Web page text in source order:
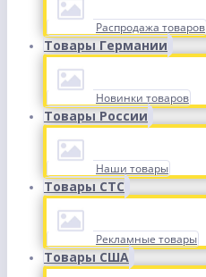
Распродажа товаров
Товары Германии
Новинки товаров
Товары России
Наши товары
Товары СТС
Рекламные товары
Товары США